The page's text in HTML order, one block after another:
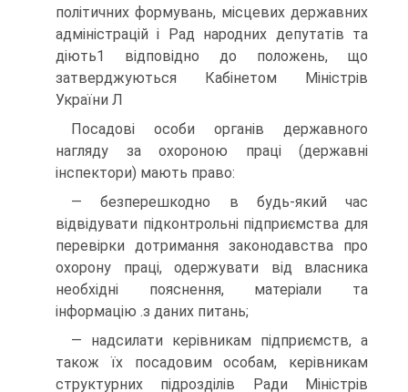
політичних формувань, місцевих державних
адміністрацій і Рад народних депутатів та
діють1 відповідно до положень, що
затверджуються Кабінетом Міністрів
України Л
Посадові особи органів державного
нагляду за охороною праці (державні
інспектори) мають право:
— безперешкодно в будь-який час
відвідувати підконтрольні підприємства для
перевірки дотримання законодавства про
охорону праці, одержувати від власника
необхідні пояснення, матеріали та
інформацію .з даних питань;
— надсилати керівникам підприємств, а
також їх посадовим особам, керівникам
структурних підрозділів Ради Міністрів